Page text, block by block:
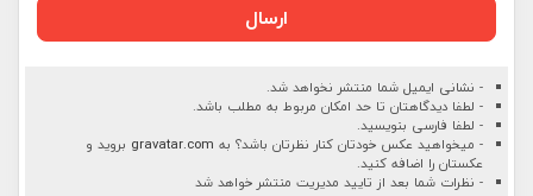
ارسال
- نشانی ایمیل شما منتشر نخواهد شد.
- لطفا دیدگاهتان تا حد امکان مربوط به مطلب باشد.
- لطفا فارسی بنویسید.
- میخواهید عکس خودتان کنار نظرتان باشد؟ به gravatar.com بروید و
عکستان را اضافه کنید.
- نظرات شما بعد از تایید مدیریت منتشر خواهد شد